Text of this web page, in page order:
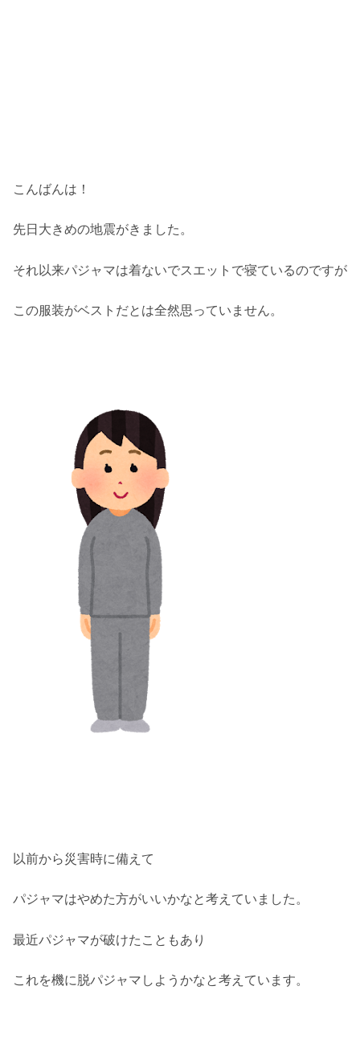
こんばんは！
先日大きめの地震がきました。
それ以来パジャマは着ないでスエットで寝ているのですが
この服装がベストだとは全然思っていません。
以前から災害時に備えて
パジャマはやめた方がいいかなと考えていました。
最近パジャマが破けたこともあり
これを機に脱パジャマしようかなと考えています。